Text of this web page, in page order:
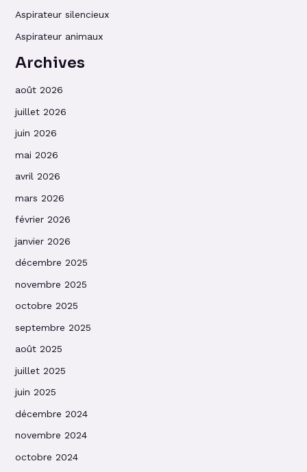
Aspirateur silencieux
Aspirateur animaux
Archives
août 2026
juillet 2026
juin 2026
mai 2026
avril 2026
mars 2026
février 2026
janvier 2026
décembre 2025
novembre 2025
octobre 2025
septembre 2025
août 2025
juillet 2025
juin 2025
décembre 2024
novembre 2024
octobre 2024